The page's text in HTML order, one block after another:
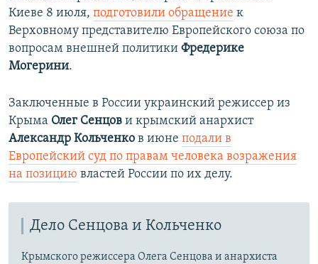
Киеве 8 июля, подготовили обращение к
Верховному представителю Европейского союза по
вопросам внешней политики Фредерике
Могерини.
Заключенные в России украинский режиссер из
Крыма Олег Сенцов и крымский анархист
Александр Кольченко в июне подали в
Европейский суд по правам человека возражения
на позицию властей России по их делу.
Дело Сенцова и Кольченко
Крымского режиссера Олега Сенцова и анархиста